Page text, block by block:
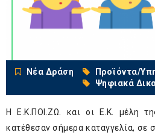
Νέα Δράση
Προϊόντα/
Ψηφιακά
H Ε.Κ.ΠΟΙ.ΖΩ. και οι Ε.Κ. μέλη
κατέθεσαν σήμερα καταγγελία, σε